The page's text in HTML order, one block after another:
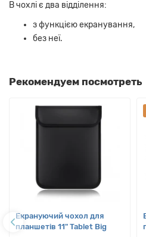
В чохлі є два відділення:
з функцією екранування,
без неї.
Рекомендуем посмотреть
Екрануючий чохол для
планшетів 11" Tablet Big